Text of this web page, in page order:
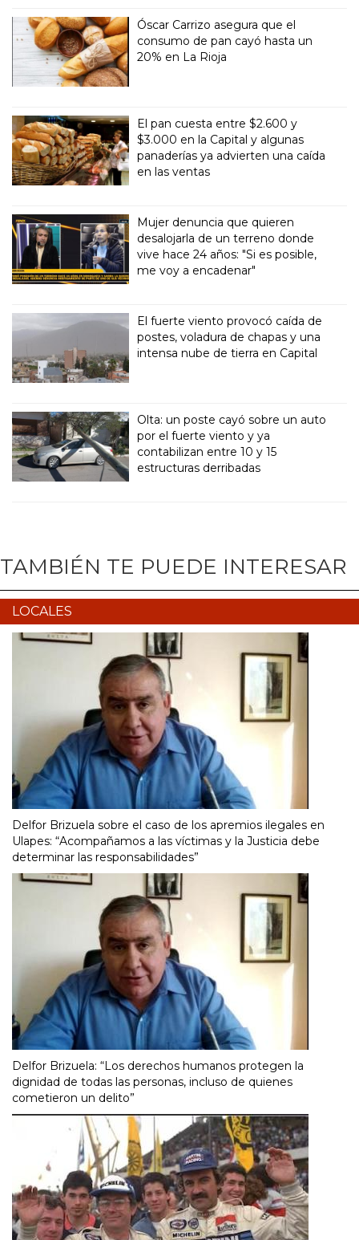
Óscar Carrizo asegura que el
consumo de pan cayó hasta un
20% en La Rioja
El pan cuesta entre $2.600 y
$3.000 en la Capital y algunas
panaderías ya advierten una caída
en las ventas
Mujer denuncia que quieren
desalojarla de un terreno donde
vive hace 24 años: "Si es posible,
me voy a encadenar"
El fuerte viento provocó caída de
postes, voladura de chapas y una
intensa nube de tierra en Capital
Olta: un poste cayó sobre un auto
por el fuerte viento y ya
contabilizan entre 10 y 15
estructuras derribadas
TAMBIÉN TE PUEDE INTERESAR
LOCALES
Delfor Brizuela sobre el caso de los apremios ilegales en
Ulapes: “Acompañamos a las víctimas y la Justicia debe
determinar las responsabilidades”
Delfor Brizuela: “Los derechos humanos protegen la
dignidad de todas las personas, incluso de quienes
cometieron un delito”